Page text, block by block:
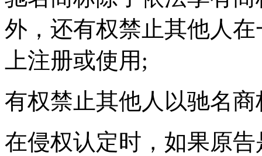
外，还有权禁止其他人
上注册或使用;
有权禁止其他人以驰
在侵权认定时，如果原